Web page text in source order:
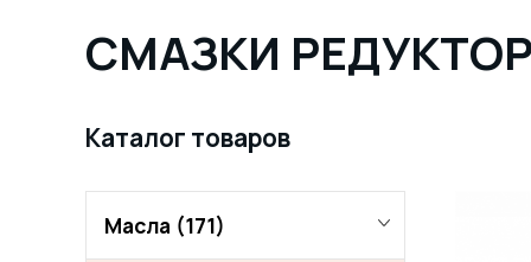
СМАЗКИ
Каталог товаров
Масла (171)